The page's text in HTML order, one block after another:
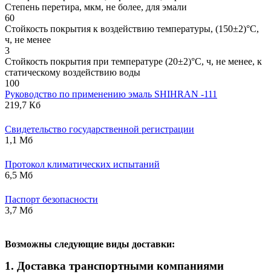
Степень перетира, мкм, не более, для эмали
60
Стойкость покрытия к воздействию температуры, (150±2)°С,
ч, не менее
3
Стойкость покрытия при температуре (20±2)°С, ч, не менее, к
статическому воздействию воды
100
Руководство по применению эмаль SHIHRAN -111
219,7 Кб
Свидетельство государственной регистрации
1,1 Мб
Протокол климатических испытаний
6,5 Мб
Паспорт безопасности
3,7 Мб
Возможны следующие виды доставки:
1. Доставка транспортными компаниями